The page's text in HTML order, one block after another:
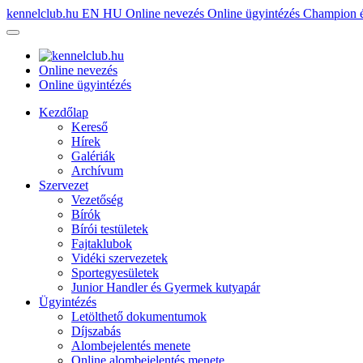
kennelclub.hu EN HU Online nevezés Online ügyintézés Champion
Online nevezés
Online ügyintézés
Kezdőlap
Kereső
Hírek
Galériák
Archívum
Szervezet
Vezetőség
Bírók
Bírói testületek
Fajtaklubok
Vidéki szervezetek
Sportegyesületek
Junior Handler és Gyermek kutyapár
Ügyintézés
Letölthető dokumentumok
Díjszabás
Alombejelentés menete
Online alombejelentés menete